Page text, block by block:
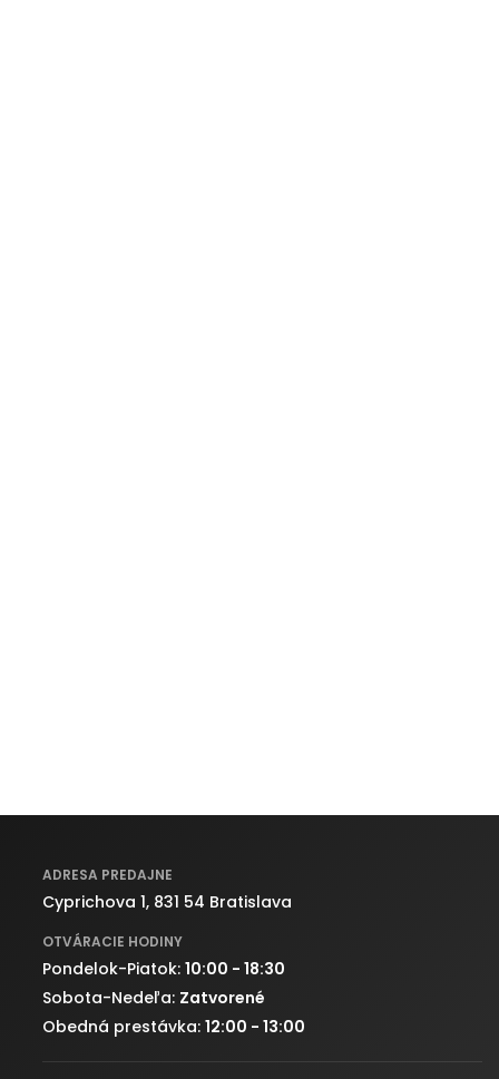
ADRESA PREDAJNE
Cyprichova 1, 831 54 Bratislava
OTVÁRACIE HODINY
Pondelok-Piatok: 10:00 - 18:30
Sobota-Nedeľa: Zatvorené
Obedná prestávka: 12:00 - 13:00